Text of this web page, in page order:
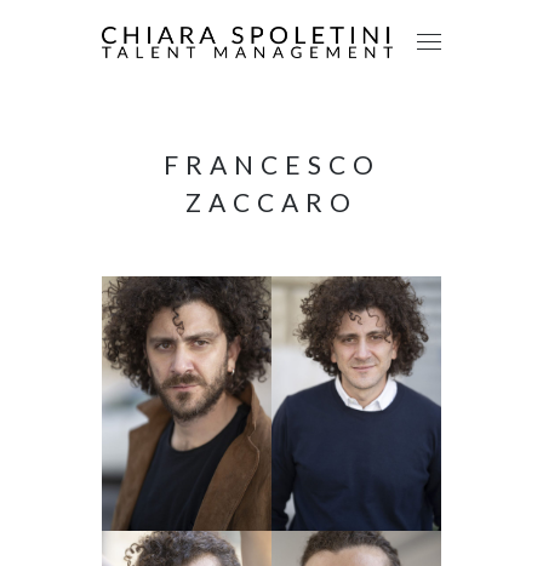
FRANCESCO
ZACCARO